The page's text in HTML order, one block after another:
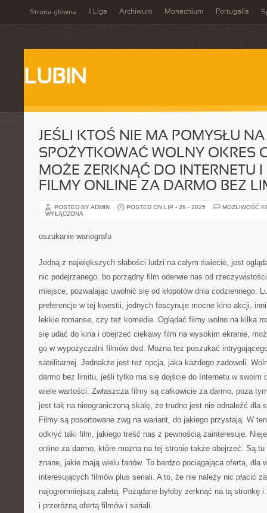
Strona główna 1 Liga Archiwum Monachium Portugalia
LUBIN
JEŚLI KTOŚ NIE MA POMYSŁU NA
SPOŻYTKOWAĆ WOLNY OKRES
MOŻE ZERKNĄĆ DO INTERNETU I
FILMY ONLINE ZA DARMO BEZ
POSTED BY ADMIN POSTED ON LIP - 29 - 2025
MOŻLIWOŚĆ
WYŁĄCZONA
oszukanie wariografu
Jedną z największych słabości ludzi na całym świecie, jest
nic podejrzanego, bo porządny film oderwie nas od
miejsce, pozwalając uwolnić się od kłopotów dnia codziennego.
preferencje w tej kwestii, jednych fascynuje mocne kino akcji,
lekkie romanse, czy też komedie. Oglądać filmy wolno na kilka
się udać do kina i obejrzeć ciekawy film na wysokim ekranie,
go w wypożyczalni filmów dvd. Można też poszukać
satelitarnej. Jednakże jest też opcja, jaka każdego zadowoli.
darmo bez limitu, jeśli tylko ma się dojście do Internetu w swoim
wiele wartości. Zwłaszcza filmy są całkowicie za darmo, poza
jest tak na nieograniczoną skalę, że trudno jest nie odnaleźć dla
Filmy są posortowane zwg na wariant, do jakiego przystają. W
odkryć taki film, jakiego treść nas z pewnością zainteresuje.
online za darmo, które można na tej stronie także obejrzeć. Są
znane, jakie mają wielu fanów. To bardzo pociągająca oferta, dla
interesujących filmów plus seriali. A to, że nie należy nic płacić
najogromniejszą zaletą. Pożądane byłoby zerknąć na tą stronkę
i przeróżną ofertą filmów i seriali.